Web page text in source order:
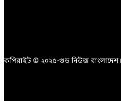
কপিরাইট © ২০২৫-গুড নিউজ বাংলাদেশ।